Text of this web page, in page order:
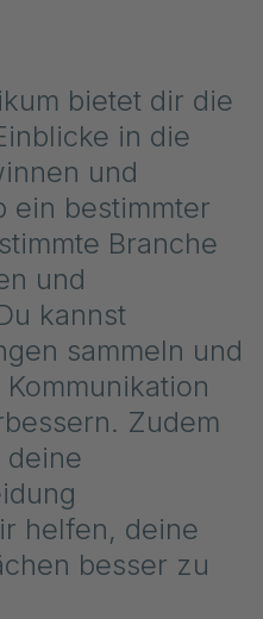
bietet dir die
in die
und
ein bestimmter
Branche
und
kannst
sammeln und
Zudem
deine
helfen, deine
besser zu